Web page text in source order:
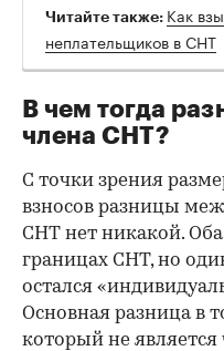
Читайте также: Как
неплательщиков в СНТ
В чем тогда
члена СНТ?
С точки зрения
взносов разницы
СНТ нет никакой.
границах СНТ, но
остался
Основная разница в
который не